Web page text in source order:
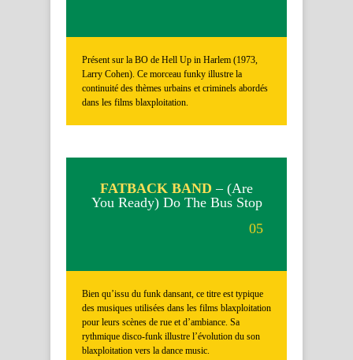
Présent sur la BO de Hell Up in Harlem (1973,
Larry Cohen). Ce morceau funky illustre la
continuité des thèmes urbains et criminels abordés
dans les films blaxploitation.
FATBACK BAND– (Are
You Ready) Do The Bus Stop
05
Bien qu’issu du funk dansant, ce titre est typique
des musiques utilisées dans les films blaxploitation
pour leurs scènes de rue et d’ambiance. Sa
rythmique disco-funk illustre l’évolution du son
blaxploitation vers la dance music.